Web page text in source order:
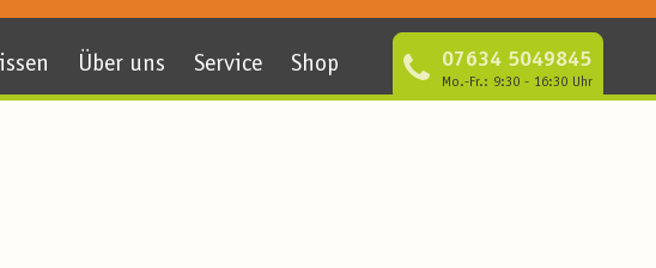
Über uns Service Shop 07634 5049845
Mo.-Fr.: 9:30 - 16:30 Uhr